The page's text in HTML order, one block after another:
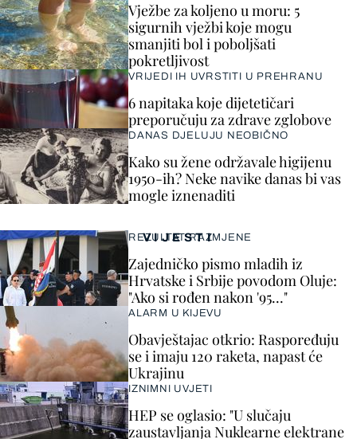
VIJESTI
REZULTAT RAZMJENE
Zajedničko pismo mladih iz
Hrvatske i Srbije povodom Oluje:
"Ako si rođen nakon '95..."
ALARM U KIJEVU
Obavještajac otkrio: Raspoređuju
se i imaju 120 raketa, napast će
Ukrajinu
IZNIMNI UVJETI
HEP se oglasio: "U slučaju
zaustavljanja Nuklearne elektrane
Vježbe za koljeno u moru: 5
sigurnih vježbi koje mogu
smanjiti bol i poboljšati
pokretljivost
VRIJEDI IH UVRSTITI U PREHRANU
6 napitaka koje dijetetičari
preporučuju za zdrave zglobove
DANAS DJELUJU NEOBIČNO
Kako su žene održavale higijenu
1950-ih? Neke navike danas bi vas
mogle iznenaditi